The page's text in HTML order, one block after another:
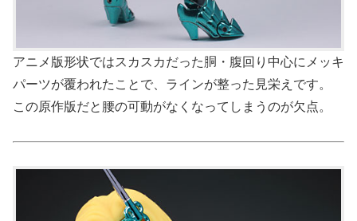
アニメ版形状ではスカスカだった胴・腹回り中心にメッキ
パーツが覆われたことで、ラインが整った見栄えです。
この原作版だと腰の可動がなくなってしまうのが欠点。